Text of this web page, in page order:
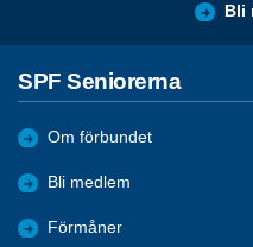
Bli
SPF Seniorerna
Om förbundet
Bli medlem
Förmåner